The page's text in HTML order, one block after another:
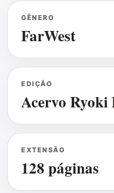
GÊNERO
FarWest
EDIÇÃO
Acervo Ryoki
EXTENSÃO
128 páginas